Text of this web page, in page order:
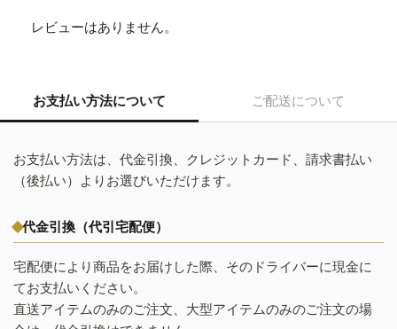
レビューはありません。
お支払い方法について ご配送について
お支払い方法は、代金引換、クレジットカード、請求書払い
（後払い）よりお選びいただけます。
代金引換（代引宅配便）
宅配便により商品をお届けした際、そのドライバーに現金に
てお支払いください。
直送アイテムのみのご注文、大型アイテムのみのご注文の場